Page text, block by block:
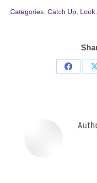
Categories: Catch Up, Look
Share